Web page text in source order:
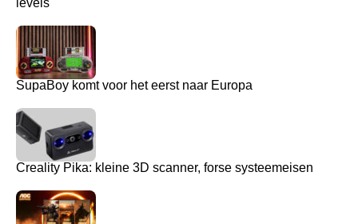
SupaBoy komt voor het eerst naar Europa
Creality Pika: kleine 3D scanner, forse systeemeisen